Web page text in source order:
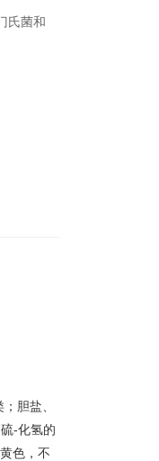
氏菌和
胆盐、
-化氢的
色，不